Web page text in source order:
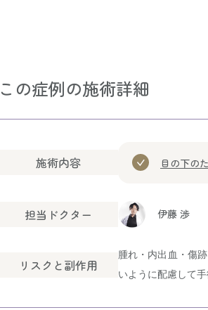
この症例の施術詳細
施術内容 目の下の
担当ドクター 伊藤 渉
リスクと副作用
腫れ・内出血・傷
いように配慮して手